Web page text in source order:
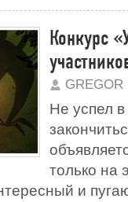
Конкурс
GREGOR
Не успел
только на
и